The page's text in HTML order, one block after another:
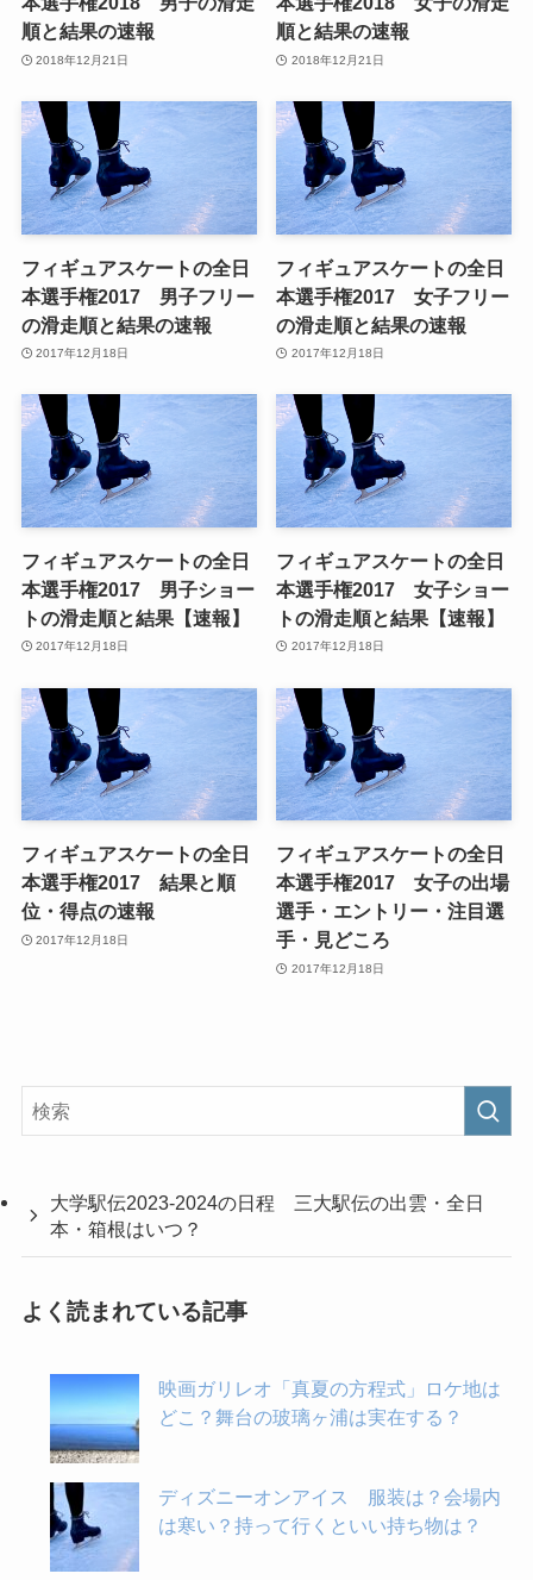
順と結果の速報
2018年12月21日
順と結果の速報
2018年12月21日
フィギュアスケートの全日
本選手権2017 男子フリー
の滑走順と結果の速報
2017年12月18日
フィギュアスケートの全日
本選手権2017 女子フリー
の滑走順と結果の速報
2017年12月18日
フィギュアスケートの全日
本選手権2017 男子ショー
トの滑走順と結果【速報】
2017年12月18日
フィギュアスケートの全日
本選手権2017 女子ショー
トの滑走順と結果【速報】
2017年12月18日
フィギュアスケートの全日
本選手権2017 結果と順
位・得点の速報
2017年12月18日
フィギュアスケートの全日
本選手権2017 女子の出場
選手・エントリー・注目選
手・見どころ
2017年12月18日
大学駅伝2023-2024の日程 三大駅伝の出雲・全日
本・箱根はいつ？
よく読まれている記事
映画ガリレオ「真夏の方程式」ロケ地は
どこ？舞台の玻璃ヶ浦は実在する？
ディズニーオンアイス 服装は？会場内
は寒い？持って行くといい持ち物は？